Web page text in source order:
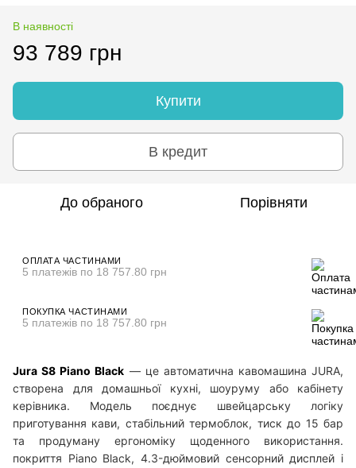
В наявності
93 789 грн
Купити
В кредит
До обраного Порівняти
ОПЛАТА ЧАСТИНАМИ
5 платежів по 18 757.80 грн
ПОКУПКА ЧАСТИНАМИ
5 платежів по 18 757.80 грн
Jura S8 Piano Black — це автоматична кавомашина JURA,
створена для домашньої кухні, шоуруму або кабінету
керівника. Модель поєднує швейцарську логіку
приготування кави, стабільний термоблок, тиск до 15 бар
та продуману ергономіку щоденного використання.
покриття Piano Black, 4.3-дюймовий сенсорний дисплей і